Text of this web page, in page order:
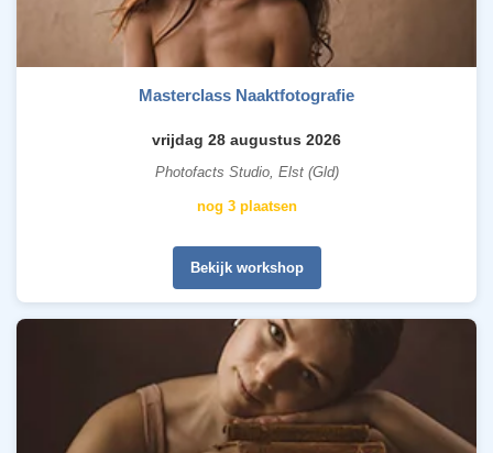
Masterclass Naaktfotografie
vrijdag 28 augustus 2026
Photofacts Studio, Elst (Gld)
nog 3 plaatsen
Bekijk workshop